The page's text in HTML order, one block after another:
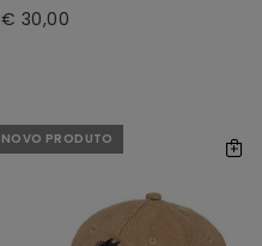
€ 30,00
NOVO PRODUTO